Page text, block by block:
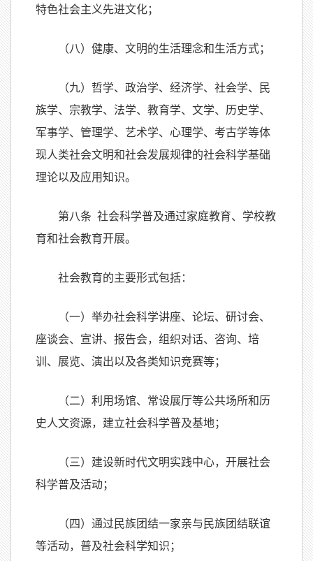
特色社会主义先进文化；
（八）健康、文明的生活理念和生活方式；
（九）哲学、政治学、经济学、社会学、民
族学、宗教学、法学、教育学、文学、历史学、
军事学、管理学、艺术学、心理学、考古学等体
现人类社会文明和社会发展规律的社会科学基础
理论以及应用知识。
第八条 社会科学普及通过家庭教育、学校教
育和社会教育开展。
社会教育的主要形式包括：
（一）举办社会科学讲座、论坛、研讨会、
座谈会、宣讲、报告会，组织对话、咨询、培
训、展览、演出以及各类知识竞赛等；
（二）利用场馆、常设展厅等公共场所和历
史人文资源，建立社会科学普及基地；
（三）建设新时代文明实践中心，开展社会
科学普及活动；
（四）通过民族团结一家亲与民族团结联谊
等活动，普及社会科学知识；